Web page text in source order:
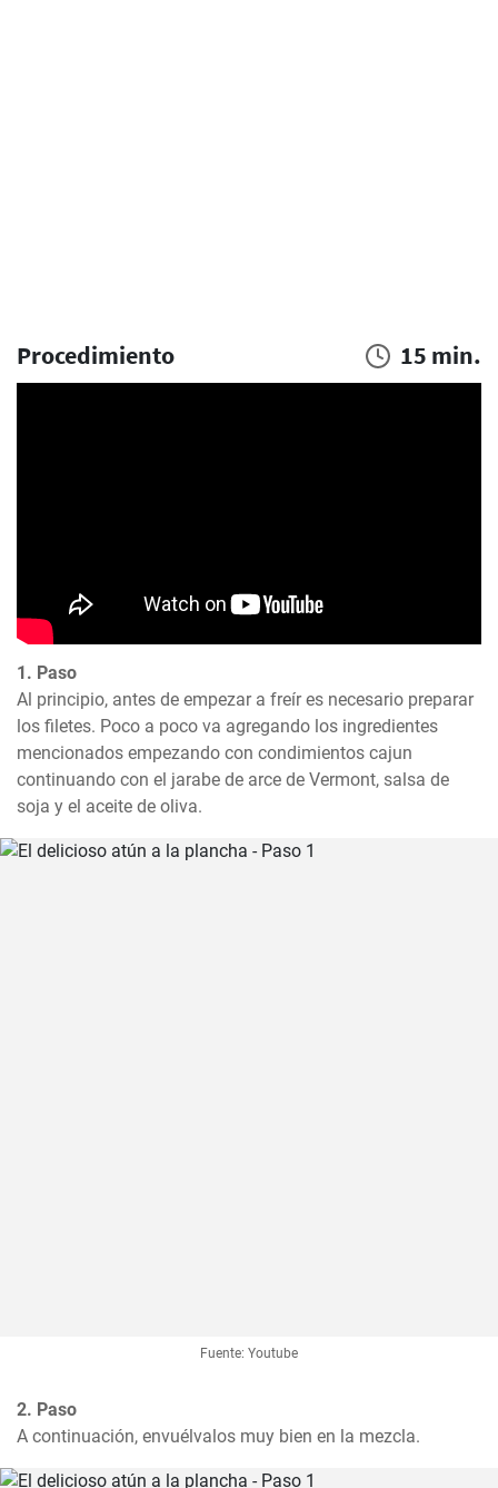
Procedimiento 15 min.
1. Paso
Al principio, antes de empezar a freír es necesario preparar
los filetes. Poco a poco va agregando los ingredientes
mencionados empezando con condimientos cajun
continuando con el jarabe de arce de Vermont, salsa de
soja y el aceite de oliva.
Fuente: Youtube
2. Paso
A continuación, envuélvalos muy bien en la mezcla.